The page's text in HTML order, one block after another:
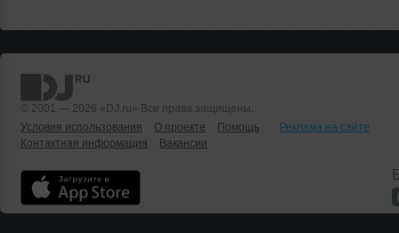
© 2001 — 2026 «DJ.ru» Все права защищены.
Условия использования
О проекте Помощь
Реклама на сайте
Контактная информация
Вакансии